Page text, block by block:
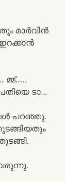
മാർവിൻ
ടാ…
പറഞ്ഞു.